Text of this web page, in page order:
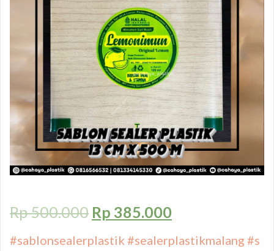
Rp500.000 Rp 385.000
#sablonsealerplastik #sealerplastikmalang #s